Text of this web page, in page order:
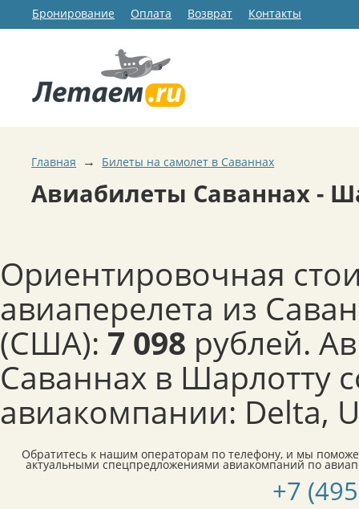
Бронирование Оплата Возврат Контакты
Главная → Билеты на самолет в Саваннах
Авиабилеты Саваннах -
Ориентировочная
авиаперелета из
(США): 7 098 рублей.
Саваннах в Шарлотту
авиакомпании: Delta,
Обратитесь к нашим операторам по телефону, и мы
актуальными спецпредложениями авиакомпаний по
+7